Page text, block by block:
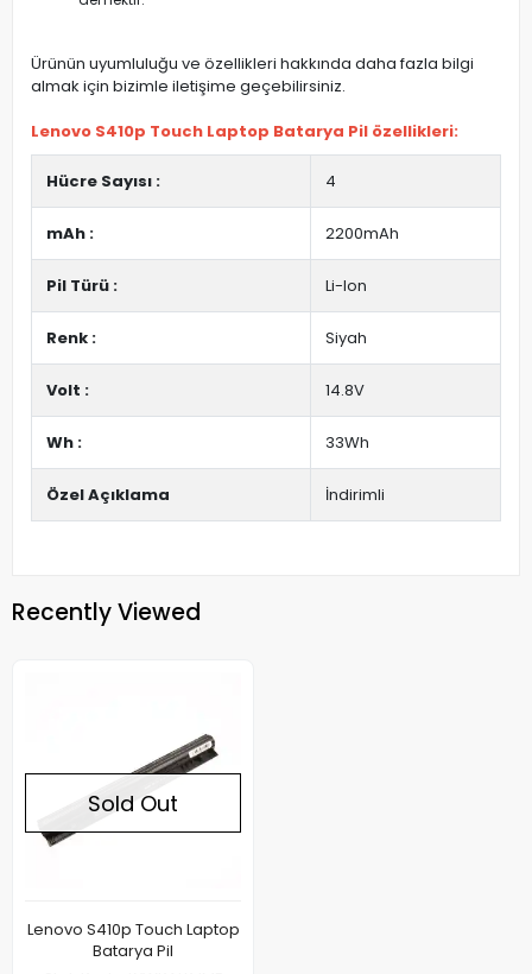
Ürünün uyumluluğu ve özellikleri hakkında daha fazla bilgi
almak için bizimle iletişime geçebilirsiniz.
Lenovo S410p Touch Laptop Batarya Pil özellikleri:
Hücre Sayısı : 4
mAh : 2200mAh
Pil Türü : Li-Ion
Renk : Siyah
Volt : 14.8V
Wh : 33Wh
Özel Açıklama İndirimli
Recently Viewed
Sold Out
Lenovo S410p Touch Laptop
Batarya Pil